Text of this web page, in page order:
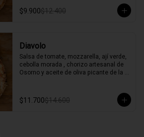
$9.900$12.400
Diavolo
Salsa de tomate, mozzarella, ají verde,
cebolla morada , chorizo artesanal de
Osorno y aceite de oliva picante de la
$11.700$14.600